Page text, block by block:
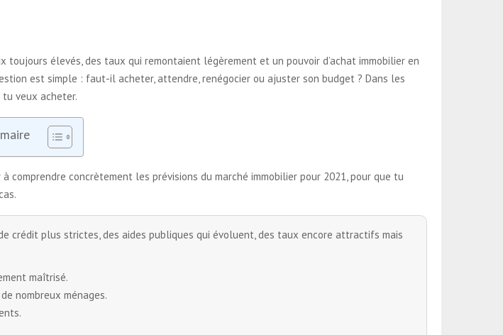
toujours élevés, des taux qui remontaient légèrement et un pouvoir d’achat immobilier en
est simple : faut-il acheter, attendre, renégocier ou ajuster son budget ? Dans les
veux acheter.
à comprendre concrètement les prévisions du marché immobilier pour 2021, pour que tu
crédit plus strictes, des aides publiques qui évoluent, des taux encore attractifs mais
maîtrisé.
nombreux ménages.